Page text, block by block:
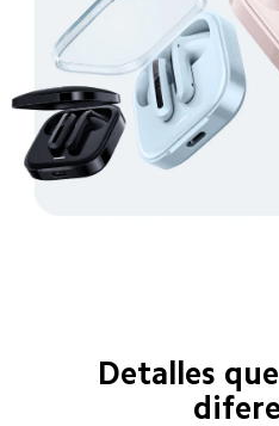
Detalles